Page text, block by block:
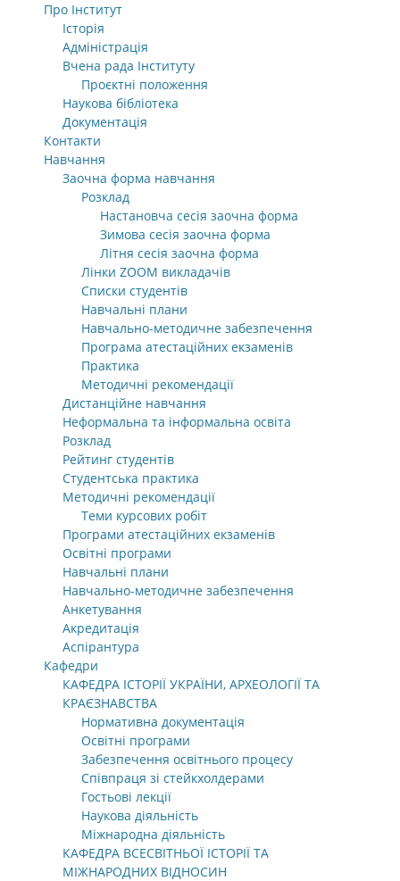
Про Інститут
Історія
Адміністрація
Вчена рада Інституту
Проєктні положення
Наукова бібліотека
Документація
Контакти
Навчання
Заочна форма навчання
Розклад
Настановча сесія заочна форма
Зимова сесія заочна форма
Літня сесія заочна форма
Лінки ZOOM викладачів
Списки студентів
Навчальні плани
Навчально-методичне забезпечення
Програма атестаційних екзаменів
Практика
Методичні рекомендації
Дистанційне навчання
Неформальна та інформальна освіта
Розклад
Рейтинг студентів
Студентська практика
Методичні рекомендації
Теми курсових робіт
Програми атестаційних екзаменів
Освітні програми
Навчальні плани
Навчально-методичне забезпечення
Анкетування
Акредитація
Аспірантура
Кафедри
КАФЕДРА ІСТОРІЇ УКРАЇНИ, АРХЕОЛОГІЇ ТА
КРАЄЗНАВСТВА
Нормативна документація
Освітні програми
Забезпечення освітнього процесу
Співпраця зі стейкхолдерами
Гостьові лекції
Наукова діяльність
Міжнародна діяльність
КАФЕДРА ВСЕСВІТНЬОЇ ІСТОРІЇ ТА
МІЖНАРОДНИХ ВІДНОСИН